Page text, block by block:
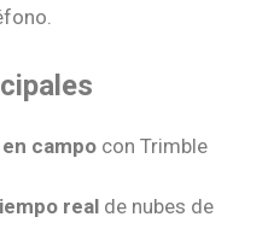
campo con Trimble
real de nubes de